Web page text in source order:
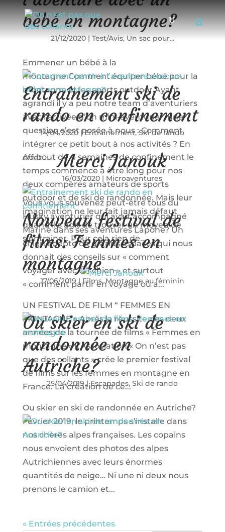
bébé en montagne?
21/12/2020|Test/Avis,Un sac pour...
Emmener un bébé à la
montagne.Comment équiper bébé pour la
montagne et les sports outdoor Ayant
agrandi il y a peu notre team d’aventuriers
avec l’arrivée d’un mini-aventurier, une
question s’est posée à nous : Comment
intégrer ce petit bout à nos activités ? En
effet...
Entraînement ski de
rando en confinement
14/04/2020|Entrainement,Ski de rando
Au bout de 4 semaines de confinement le
temps commence à être long pour nos
deux compères amateurs de sports
outdoor et de ski de randonnée. Mais leur
imagination ne leur fait jamais défaut
quand il s’agit de trouver un moyen de
s’entrainer. Pour cela rien de...
Merci Janouk
16/03/2020 | Microaventures
Vous vous souvenez peut-être tous du
Husky aventurier qui avait accompagné
Marine dans ses aventures Lapone? Un
chien adepte de grands espaces qui nous
donnait des conseils sur « comment
voyager avec un chien » et surtout
« comment partir en voyage ou a...
Nouveau festival de
films: Femmes en
montagne
17/06/2019|Films,Montagne au féminin
UN FESTIVAL DE FILM “ FEMMES EN
MONTAGNE » Après la réussite des deux
années de la tournée de films « Femmes en
montagne » L’Association « On n’est pas
que des collants » crée le premier festival
de films sur les femmes en montagne en
France. La création de ce...
Ou skier en ski de
randonnée en
Autriche?
25/04/2019|Escapades,Ski de rando
Ou skier en ski de randonnée en Autriche?
Février 2019, le printemps s’installe dans
nos chères alpes françaises. Les copains
nous envoient des photos des alpes
Autrichiennes avec leurs énormes
quantités de neige… Ni une ni deux nous
prenons le camion et...
« Entrées précédentes